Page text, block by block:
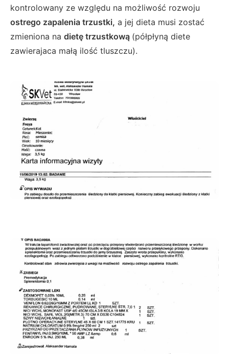
kontrolowany ze względu na możliwość rozwoju
ostrego zapalenia trzustki, a jej dieta musi zostać
zmieniona na dietę trzustkową (półpłyną diete
zawierajaca małą ilość tluszczu).